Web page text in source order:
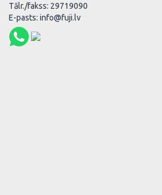
Tālr./fakss: 29719090
E-pasts: info@fuji.lv